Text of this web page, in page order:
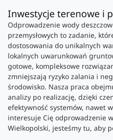
Inwestycje terenowe i
Odprowadzenie wody
przemysłowych to zadanie,
dostosowania do unikalnych
lokalnych uwarunkowań
gotowe, kompleksowe
zmniejszają ryzyko zalania i
środowisko. Nasza praca
analizy po realizację, dzięki
efektywność systemów, nawet
interesuje Cię odprowadzenie
Wielkopolski, jesteśmy tu, aby